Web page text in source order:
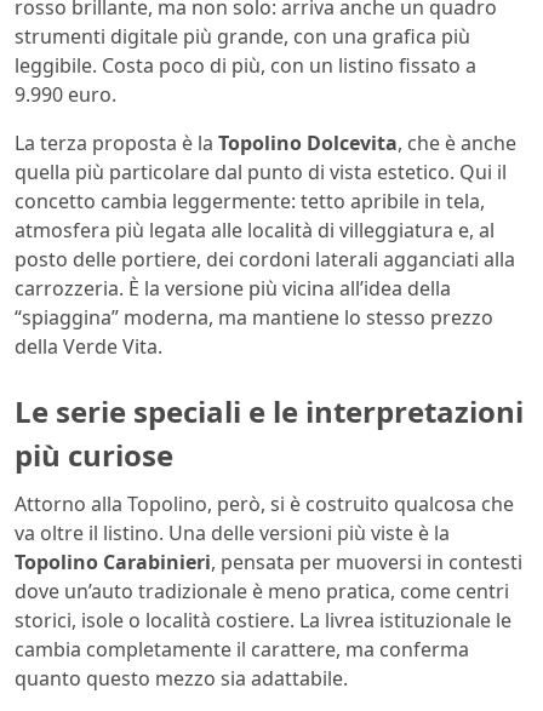
rosso brillante, ma non solo: arriva anche un quadro
strumenti digitale più grande, con una grafica più
leggibile. Costa poco di più, con un listino fissato a
9.990 euro.
La terza proposta è la Topolino Dolcevita, che è anche
quella più particolare dal punto di vista estetico. Qui il
concetto cambia leggermente: tetto apribile in tela,
atmosfera più legata alle località di villeggiatura e, al
posto delle portiere, dei cordoni laterali agganciati alla
carrozzeria. È la versione più vicina all’idea della
“spiaggina” moderna, ma mantiene lo stesso prezzo
della Verde Vita.
Le serie speciali e le interpretazioni
più curiose
Attorno alla Topolino, però, si è costruito qualcosa che
va oltre il listino. Una delle versioni più viste è la
Topolino Carabinieri, pensata per muoversi in contesti
dove un’auto tradizionale è meno pratica, come centri
storici, isole o località costiere. La livrea istituzionale le
cambia completamente il carattere, ma conferma
quanto questo mezzo sia adattabile.